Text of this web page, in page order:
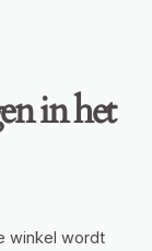
in het
winkel wordt